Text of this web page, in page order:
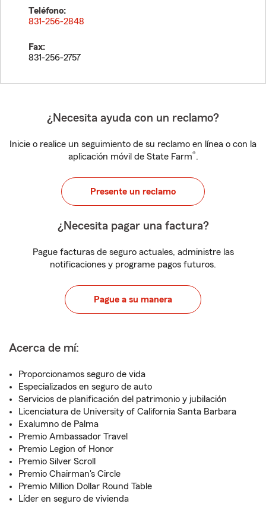
Teléfono:
831-256-2848
Fax:
831-256-2757
¿Necesita ayuda con un reclamo?
Inicie o realice un seguimiento de su reclamo en línea o con la
aplicación móvil de State Farm®.
Presente un reclamo
¿Necesita pagar una factura?
Pague facturas de seguro actuales, administre las
notificaciones y programe pagos futuros.
Pague a su manera
Acerca de mí:
Proporcionamos seguro de vida
Especializados en seguro de auto
Servicios de planificación del patrimonio y jubilación
Licenciatura de University of California Santa Barbara
Exalumno de Palma
Premio Ambassador Travel
Premio Legion of Honor
Premio Silver Scroll
Premio Chairman's Circle
Premio Million Dollar Round Table
Líder en seguro de vivienda